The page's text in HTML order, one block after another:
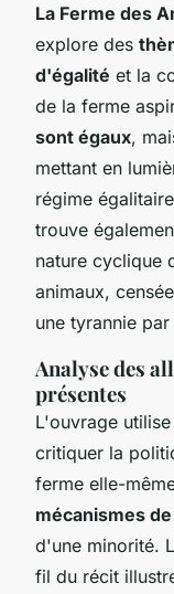
La Ferme des
explore des
d'égalité et la
de la ferme
sont égaux,
mettant en
régime
trouve
nature cyclique
animaux,
une tyrannie
Analyse des
présentes
L'ouvrage
critiquer la
ferme elle-
mécanismes
d'une minorité.
fil du récit